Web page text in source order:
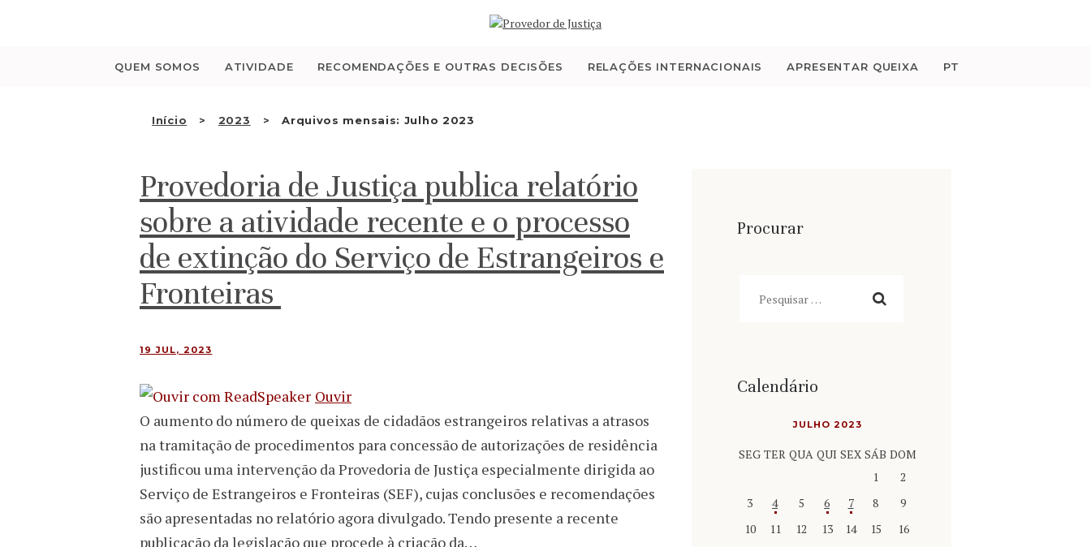
QUEM SOMOS ATIVIDADE RECOMENDAÇÕES E OUTRAS DECISÕES RELAÇÕES INTERNACIONAIS APRESENTAR QUEIXA PT
Início 2023 Arquivos mensais: Julho 2023
QUEM SOMOS
ATIVIDADE
RECOMENDAÇÕES E
RELAÇÕES
INTERNACIONAIS
Provedoria de Justiça publica relatório
sobre a atividade recente e o processo
de extinção do Serviço de Estrangeiros e
Fronteiras
19 JUL, 2023
Ouvir
O aumento do número de queixas de cidadãos estrangeiros relativas a atrasos
na tramitação de procedimentos para concessão de autorizações de residência
justificou uma intervenção da Provedoria de Justiça especialmente dirigida ao
Serviço de Estrangeiros e Fronteiras (SEF), cujas conclusões e recomendações
são apresentadas no relatório agora divulgado. Tendo presente a recente
publicação da legislação que procede à criação da…
Procurar
Calendário
JULHO 2023
SEG TER QUA QUI SEX SÁB DOM
1
2
3
4 5 6 7 8
9
10
11 12 13 14 15
16